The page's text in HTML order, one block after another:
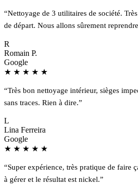
“Nettoyage de 3 utilitaires de société.
de départ. Nous allons sûrement
R
Romain P.
Google
★ ★ ★ ★ ★
“Très bon nettoyage intérieur, sièges
sans traces. Rien à dire.”
L
Lina Ferreira
Google
★ ★ ★ ★ ★
“Super expérience, très pratique de faire
à gérer et le résultat est nickel.”